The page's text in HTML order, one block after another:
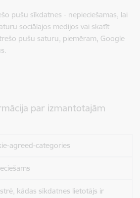
pušu sīkdatnes - nepieciešamas, lai
sociālajos medijos vai skatīt
pušu saturu, piemēram, Google
par izmantotajām
agreed-categories
kādas sīkdatnes lietotājs ir